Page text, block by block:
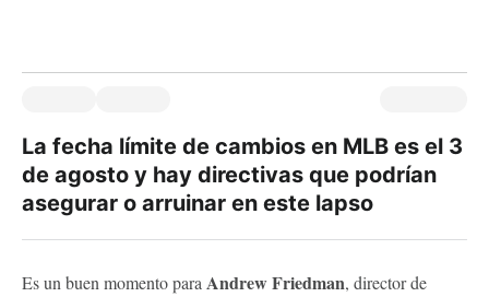
La fecha límite de cambios en MLB es el 3
de agosto y hay directivas que podrían
asegurar o arruinar en este lapso
Es un buen momento para Andrew Friedman, director de